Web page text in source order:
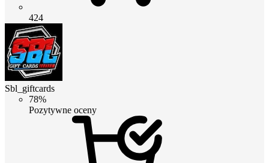
424
Sbl_giftcards
78%
Pozytywne oceny